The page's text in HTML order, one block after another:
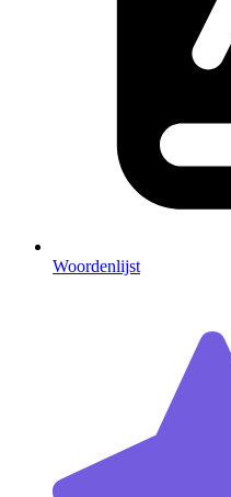
Woordenlijst